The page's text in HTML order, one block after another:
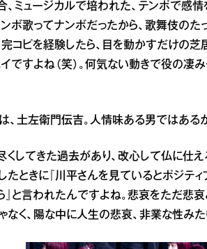
、ミュージカルで培われた、テンポで感
ボ歌ってナンボだったから、歌舞伎のた
完コピを経験したら、目を動かすだけの
ですよね（笑）。何気ない動きで役の凄
、土左衛門伝吉。人情味ある男ではある
くしてきた過去があり、改心して仏に仕
たときに『川平さんを見ているとポジテ
』と言われたんですよね。悲哀をただ悲
なく、陽な中に人生の悲哀、非業な性み